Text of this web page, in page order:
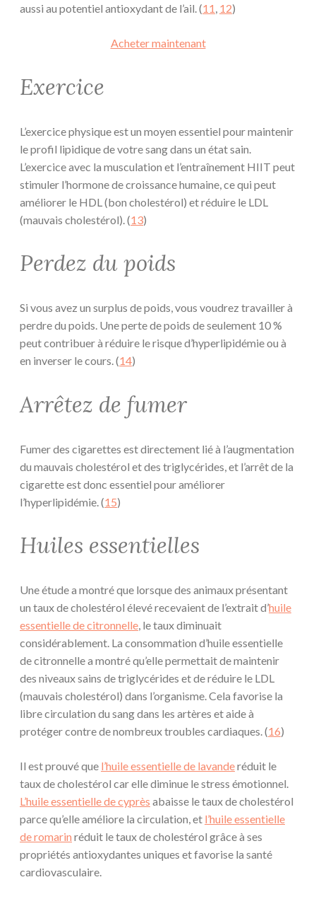
aussi au potentiel antioxydant de l’ail. (11, 12)
Acheter maintenant
Exercice
L’exercice physique est un moyen essentiel pour maintenir
le profil lipidique de votre sang dans un état sain.
L’exercice avec la musculation et l’entraînement HIIT peut
stimuler l’hormone de croissance humaine, ce qui peut
améliorer le HDL (bon cholestérol) et réduire le LDL
(mauvais cholestérol). (13)
Perdez du poids
Si vous avez un surplus de poids, vous voudrez travailler à
perdre du poids. Une perte de poids de seulement 10 %
peut contribuer à réduire le risque d’hyperlipidémie ou à
en inverser le cours. (14)
Arrêtez de fumer
Fumer des cigarettes est directement lié à l’augmentation
du mauvais cholestérol et des triglycérides, et l’arrêt de la
cigarette est donc essentiel pour améliorer
l’hyperlipidémie. (15)
Huiles essentielles
Une étude a montré que lorsque des animaux présentant
un taux de cholestérol élevé recevaient de l’extrait d’huile
essentielle de citronnelle, le taux diminuait
considérablement. La consommation d’huile essentielle
de citronnelle a montré qu’elle permettait de maintenir
des niveaux sains de triglycérides et de réduire le LDL
(mauvais cholestérol) dans l’organisme. Cela favorise la
libre circulation du sang dans les artères et aide à
protéger contre de nombreux troubles cardiaques. (16)
Il est prouvé que l’huile essentielle de lavanderéduit le
taux de cholestérol car elle diminue le stress émotionnel.
L’huile essentielle de cyprès abaisse le taux de cholestérol
parce qu’elle améliore la circulation, et l’huile essentielle
de romarin réduit le taux de cholestérol grâce à ses
propriétés antioxydantes uniques et favorise la santé
cardiovasculaire.